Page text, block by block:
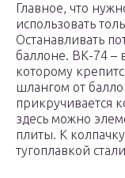
Главное, что
использовать
Останавливать
баллоне. ВК-74 –
которому
шлангом от
прикручивается
здесь можно
плиты. К
тугоплавкой